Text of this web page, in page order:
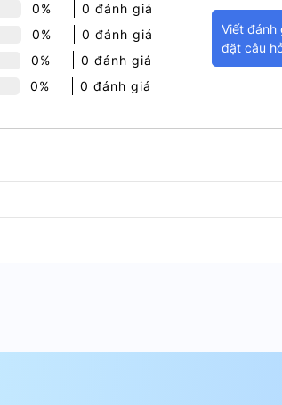
0%
0 đánh giá
0%
0 đánh giá
0%
0 đánh giá
0% 0 đánh giá
Viết đánh
đặt câu